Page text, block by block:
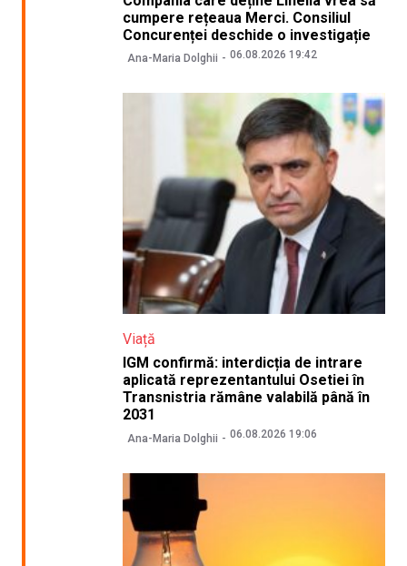
cumpere rețeaua Merci. Consiliul
Concurenței deschide o investigație
Ana-Maria Dolghii 06.08.2026 19:42
Viață
IGM confirmă: interdicția de intrare
aplicată reprezentantului Osetiei în
Transnistria rămâne valabilă până în
2031
Ana-Maria Dolghii 06.08.2026 19:06